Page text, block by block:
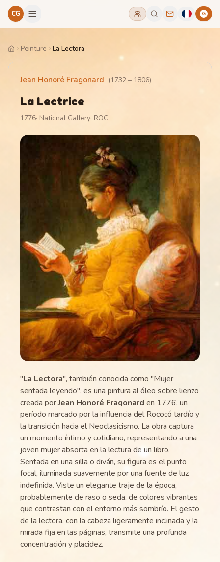
CG G
HomePeinture La Lectora
Jean Honoré Fragonard (1732 – 1806)
La Lectrice
1776· National Gallery· ROC
"La Lectora", también conocida como "Mujer
sentada leyendo", es una pintura al óleo sobre lienzo
creada porJean Honoré Fragonard en 1776, un
período marcado por la influencia del Rococó tardío y
la transición hacia el Neoclasicismo. La obra captura
un momento íntimo y cotidiano, representando a una
joven mujer absorta en la lectura de un libro.
Sentada en una silla o diván, su figura es el punto
focal, iluminada suavemente por una fuente de luz
indefinida. Viste un elegante traje de la época,
probablemente de raso o seda, de colores vibrantes
que contrastan con el entorno más sombrío. El gesto
de la lectora, con la cabeza ligeramente inclinada y la
mirada fija en las páginas, transmite una profunda
concentración y placidez.